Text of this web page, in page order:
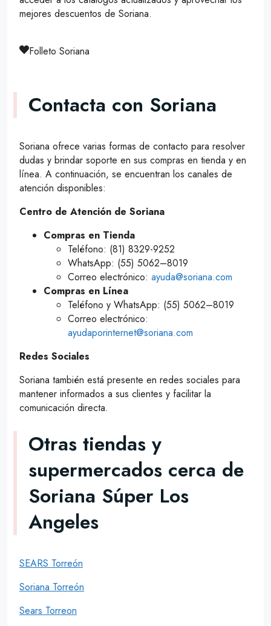
mejores descuentos de Soriana.
Folleto Soriana
Contacta con Soriana
Soriana ofrece varias formas de contacto para resolver
dudas y brindar soporte en sus compras en tienda y en
línea. A continuación, se encuentran los canales de
atención disponibles:
Centro de Atención de Soriana
Compras en Tienda
Teléfono: (81) 8329-9252
WhatsApp: (55) 5062–8019
Correo electrónico: ayuda@soriana.com
Compras en Línea
Teléfono y WhatsApp: (55) 5062–8019
Correo electrónico:
ayudaporinternet@soriana.com
Redes Sociales
Soriana también está presente en redes sociales para
mantener informados a sus clientes y facilitar la
comunicación directa.
Otras tiendas y
supermercados cerca de
Soriana Súper Los
Angeles
SEARS Torreón
Soriana Torreón
Sears Torreon